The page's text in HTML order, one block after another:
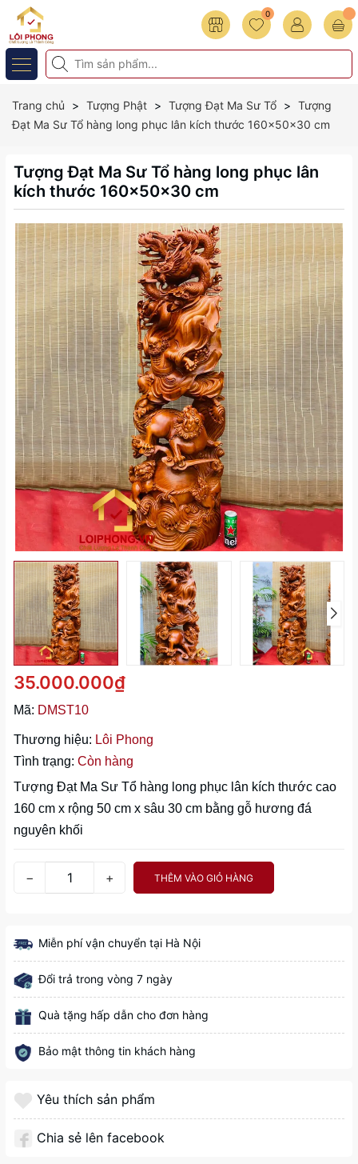
0
Trang chủ Tượng Phật Tượng Đạt Ma Sư Tổ
Tượng
Đạt Ma Sư Tổ hàng long phục lân kích thước 160x50x30 cm
Tượng Đạt Ma Sư Tổ hàng long phục lân
kích thước 160x50x30 cm
35.000.000₫
Mã: DMST10
Thương hiệu: Lôi Phong
Tình trạng: Còn hàng
Tượng Đạt Ma Sư Tổ hàng long phục lân kích thước cao
160 cm x rộng 50 cm x sâu 30 cm bằng gỗ hương đá
nguyên khối
− + THÊM VÀO GIỎ HÀNG
Miễn phí vận chuyển tại Hà Nội
Đổi trả trong vòng 7 ngày
Quà tặng hấp dẫn cho đơn hàng
Bảo mật thông tin khách hàng
Yêu thích sản phẩm
Chia sẻ lên facebook